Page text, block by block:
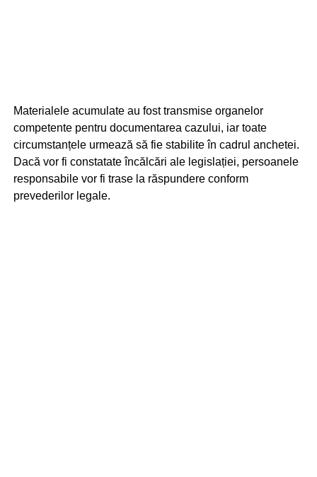
Materialele acumulate au fost transmise organelor
competente pentru documentarea cazului, iar toate
circumstanțele urmează să fie stabilite în cadrul anchetei.
Dacă vor fi constatate încălcări ale legislației, persoanele
responsabile vor fi trase la răspundere conform
prevederilor legale.